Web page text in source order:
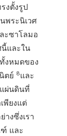
งตั้งรูป
พระนิเวศ
ะซาโลมอ
นี้และใน
ทั้งหมดของ
ตย์ 8และ
แผ่นดินที่
พียงแต่
งซึ่งเรา
และ